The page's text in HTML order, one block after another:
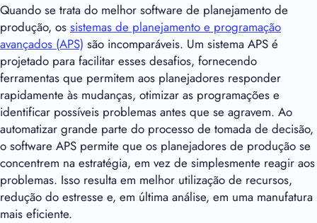
Quando se trata do melhor software de planejamento de
produção, os sistemas de planejamento e programação
avançados (APS) são incomparáveis. Um sistema APS é
projetado para facilitar esses desafios, fornecendo
ferramentas que permitem aos planejadores responder
rapidamente às mudanças, otimizar as programações e
identificar possíveis problemas antes que se agravem. Ao
automatizar grande parte do processo de tomada de decisão,
o software APS permite que os planejadores de produção se
concentrem na estratégia, em vez de simplesmente reagir aos
problemas. Isso resulta em melhor utilização de recursos,
redução do estresse e, em última análise, em uma manufatura
mais eficiente.